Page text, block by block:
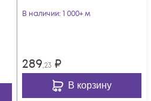
В наличии: 1 000+ м
289,23 ₽
В корзину